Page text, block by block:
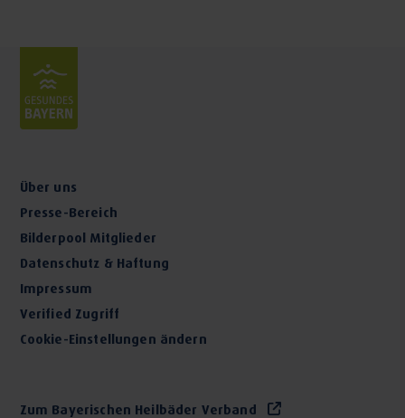
Über uns
Presse-Bereich
Bilderpool Mitglieder
Datenschutz & Haftung
Impressum
Verified Zugriff
Cookie-Einstellungen ändern
Zum Bayerischen Heilbäder Verband